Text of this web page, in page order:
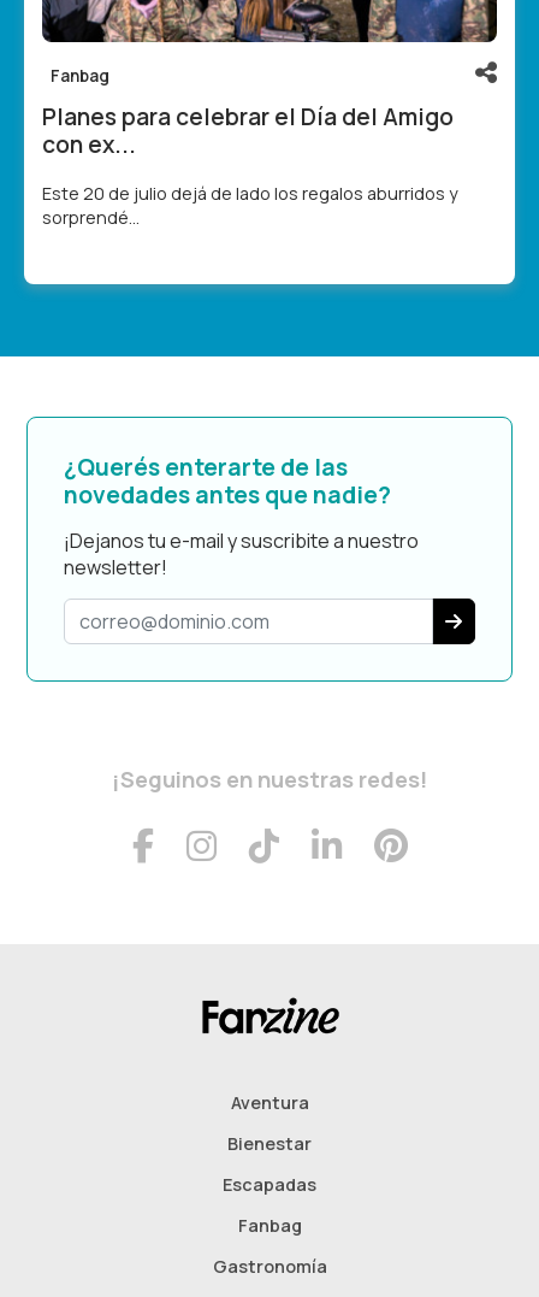
Fanbag
Planes para celebrar el Día del Amigo
con ex...
Este 20 de julio dejá de lado los regalos aburridos y
sorprendé...
¿Querés enterarte de las
novedades antes que nadie?
¡Dejanos tu e-mail y suscribite a nuestro
newsletter!
¡Seguinos en nuestras redes!
Aventura
Bienestar
Escapadas
Fanbag
Gastronomía